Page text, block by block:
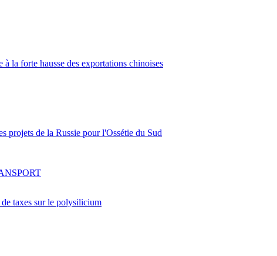
la forte hausse des exportations chinoises
projets de la Russie pour l'Ossétie du Sud
taxes sur le polysilicium